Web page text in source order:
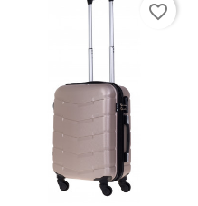
favorite_border